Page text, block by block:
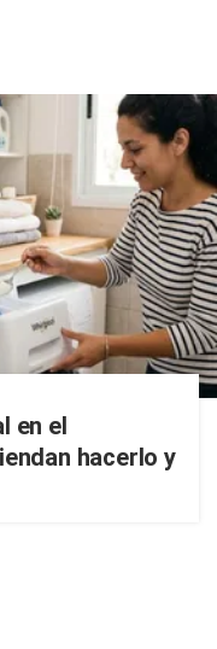
en el
hacerlo y